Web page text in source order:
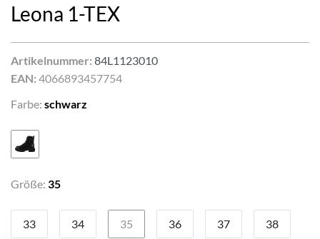
Leona 1-TEX
Artikelnummer: 84L1123010
EAN: 4066893457754
Farbe: schwarz
Größe: 35
33 34 35 36 37 38